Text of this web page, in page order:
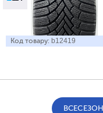
Код товару: b12419